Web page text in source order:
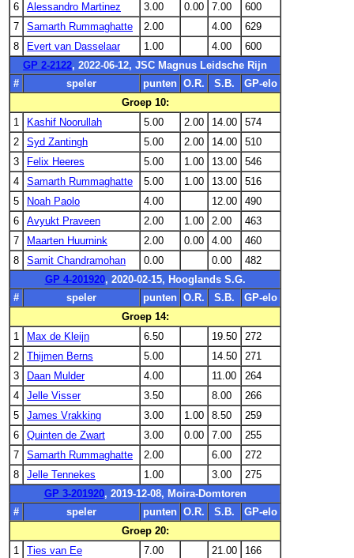
6
Alessandro Martinez 3.00 0.00 7.00
600
7
Samarth Rummaghatte 2.00 4.00
629
8
Evert van Dasselaar 1.00 4.00
600
GP 2-2122, 2022-06-12, JSC Magnus Leidsche Rijn
#
speler punten O.R. S.B.
GP-elo
Groep 10:
1
Kashif Noorullah 5.00 2.00 14.00
574
2
Syd Zantingh 5.00 2.00 14.00
510
3
Felix Heeres 5.00 1.00 13.00
546
4
Samarth Rummaghatte 5.00 1.00 13.00
516
5
Noah Paolo 4.00 12.00
490
6
Avyukt Praveen 2.00 1.00 2.00
463
7
Maarten Huurnink 2.00 0.00 4.00
460
8
Samit Chandramohan 0.00 0.00
482
GP 4-201920, 2020-02-15, Hooglands S.G.
#
speler punten O.R. S.B.
GP-elo
Groep 14:
1
Max de Kleijn 6.50 19.50
272
2
Thijmen Berns 5.00 14.50
271
3
Daan Mulder 4.00 11.00
264
4
Jelle Visser 3.50 8.00
266
5
James Vrakking 3.00 1.00 8.50
259
6
Quinten de Zwart 3.00 0.00 7.00
255
7
Samarth Rummaghatte 2.00 6.00
272
8
Jelle Tennekes 1.00 3.00
275
GP 3-201920, 2019-12-08, Moira-Domtoren
#
speler punten O.R. S.B.
GP-elo
Groep 20:
1
Ties van Ee 7.00 21.00 166